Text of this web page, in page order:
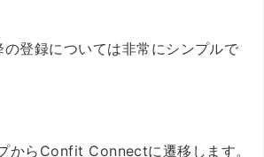
登録については非常にシンプルで
からConfit Connectに遷移します。